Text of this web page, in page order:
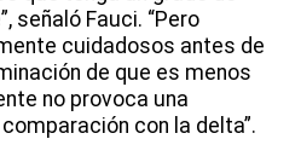
señaló Fauci. “Pero
cuidadosos antes de
de que es menos
no provoca una
con la delta”.